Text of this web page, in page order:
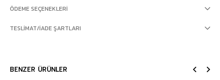
ÖDEME SEÇENEKLERI
TESLIMAT/İADE ŞARTLARI
BENZER ÜRÜNLER